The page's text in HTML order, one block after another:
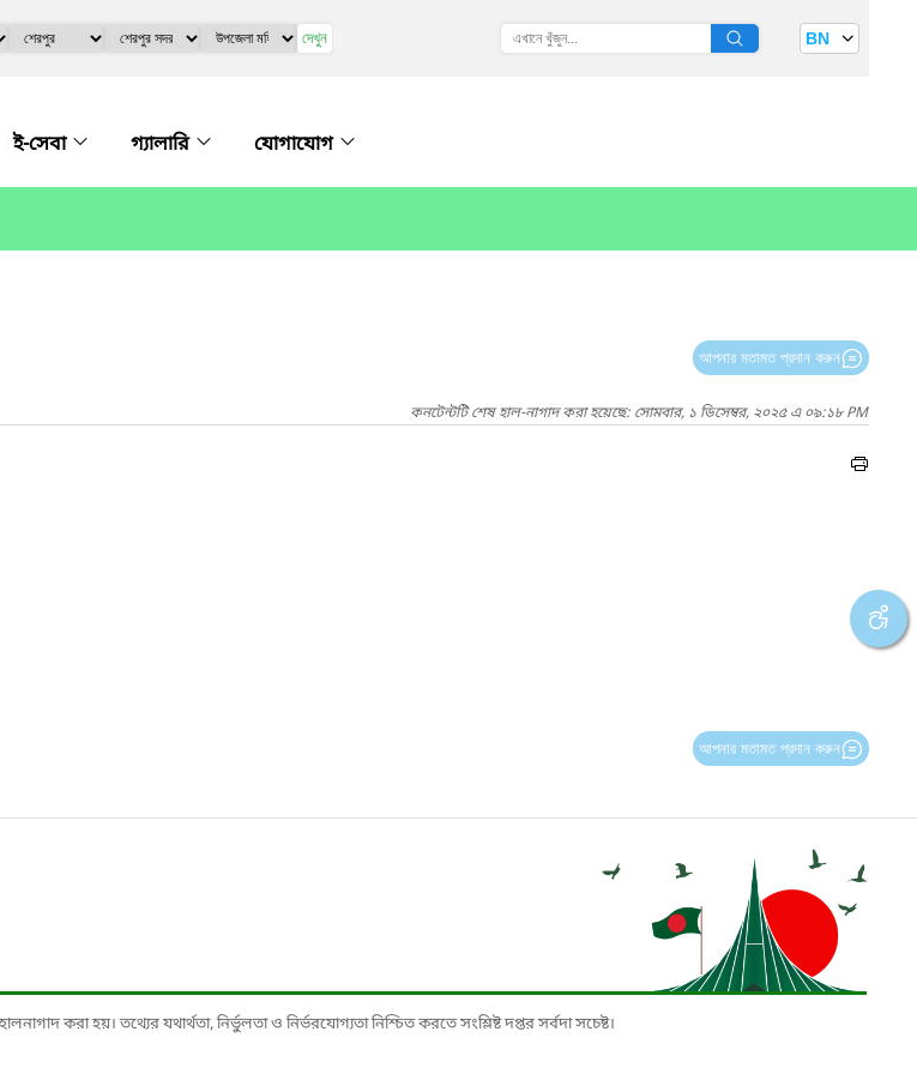
দেখুন BN
ই-সেবা গ্যালারি যোগাযোগ
আপনার মতামত প্রদান করুন
কনটেন্টটি শেষ হাল-নাগাদ করা হয়েছে: সোমবার, ১ ডিসেম্বর, ২০২৫ এ ০৯:১৮ PM
আপনার মতামত প্রদান করুন
করা হয়। তথ্যের যথার্থতা, নির্ভুলতা ও নির্ভরযোগ্যতা নিশ্চিত করতে সংশ্লিষ্ট দপ্তর সর্বদা সচেষ্ট।